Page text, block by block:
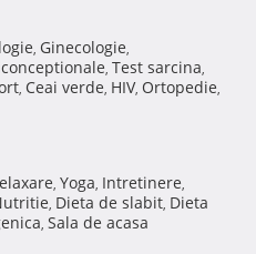
, Ginecologie,
, Test sarcina,
, Ceai verde, HIV, Ortopedie,
, Yoga, Intretinere,
, Dieta de slabit, Dieta
, Sala de acasa